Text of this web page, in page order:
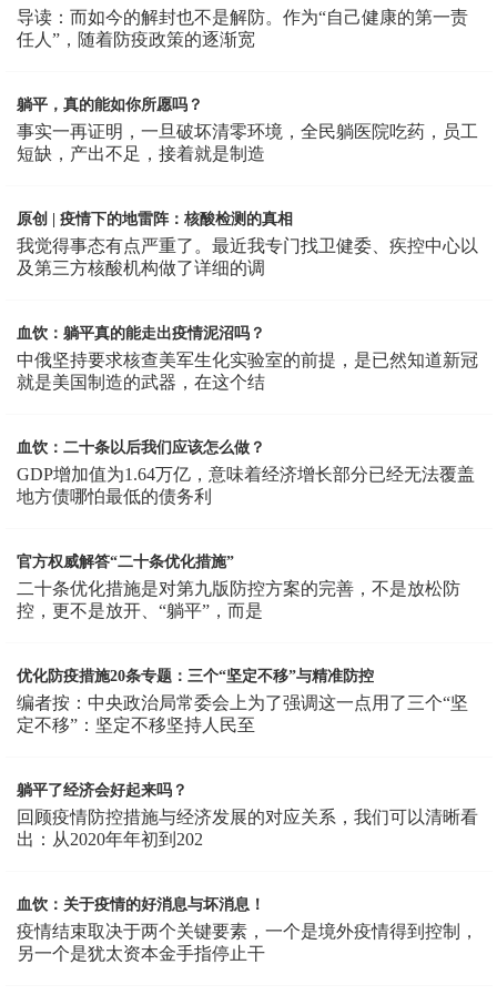
导读：而如今的解封也不是解防。作为“自己健康的第一责
任人”，随着防疫政策的逐渐宽
躺平，真的能如你所愿吗？
事实一再证明，一旦破坏清零环境，全民躺医院吃药，员工
短缺，产出不足，接着就是制造
原创 | 疫情下的地雷阵：核酸检测的真相
我觉得事态有点严重了。最近我专门找卫健委、疾控中心以
及第三方核酸机构做了详细的调
血饮：躺平真的能走出疫情泥沼吗？
中俄坚持要求核查美军生化实验室的前提，是已然知道新冠
就是美国制造的武器，在这个结
血饮：二十条以后我们应该怎么做？
GDP增加值为1.64万亿，意味着经济增长部分已经无法覆盖
地方债哪怕最低的债务利
官方权威解答“二十条优化措施”
二十条优化措施是对第九版防控方案的完善，不是放松防
控，更不是放开、“躺平”，而是
优化防疫措施20条专题：三个“坚定不移”与精准防控
编者按：中央政治局常委会上为了强调这一点用了三个“坚
定不移”：坚定不移坚持人民至
躺平了经济会好起来吗？
回顾疫情防控措施与经济发展的对应关系，我们可以清晰看
出：从2020年年初到202
血饮：关于疫情的好消息与坏消息！
疫情结束取决于两个关键要素，一个是境外疫情得到控制，
另一个是犹太资本金手指停止干